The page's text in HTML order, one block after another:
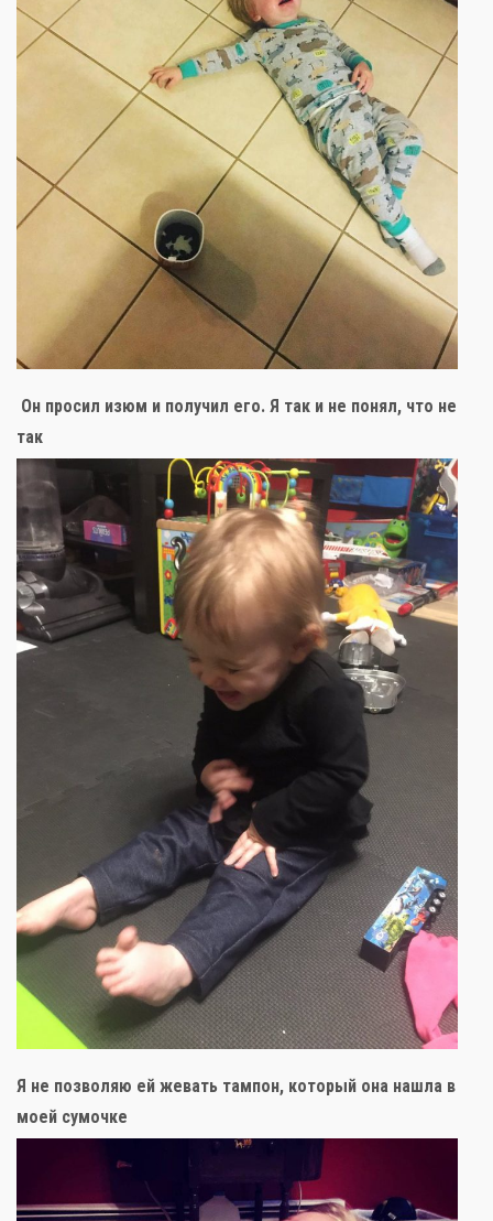
Он просил изюм и получил его. Я так и не понял, что не
так
Я не позволяю ей жевать тампон, который она нашла в
моей сумочке